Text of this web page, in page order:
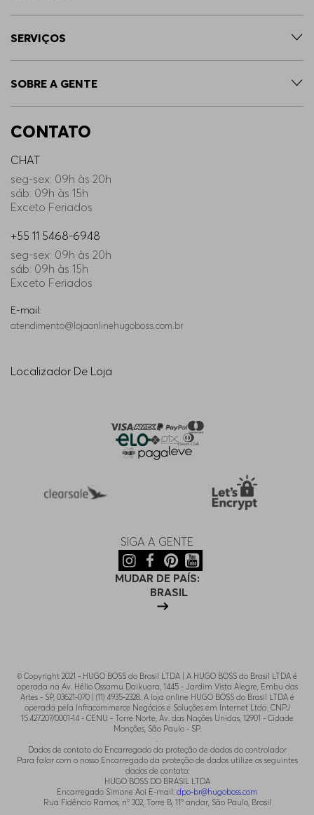
SERVIÇOS
SOBRE A GENTE
CONTATO
CHAT
seg-sex: 09h às 20h
sáb: 09h às 15h
Exceto Feriados
+55 11 5468-6948
seg-sex: 09h às 20h
sáb: 09h às 15h
Exceto Feriados
E-mail:
atendimento@lojaonlinehugoboss.com.br
Localizador De Loja
SIGA A GENTE
MUDAR DE PAÍS:
BRASIL
© Copyright 2021 - HUGO BOSS do Brasil LTDA | A HUGO BOSS do Brasil LTDA é
operada na Av. Hélio Ossamu Daikuara, 1445 - Jardim Vista Alegre, Embu das
Artes - SP, 03621-070 | (11) 4935-2328. A loja online HUGO BOSS do Brasil LTDA é
operada pela Infracommerce Negócios e Soluções em Internet Ltda. CNPJ
15.427.207/0001-14 - CENU - Torre Norte, Av. das Nações Unidas, 12901 - Cidade
Monções, São Paulo - SP.
.
Dados de contato do Encarregado da proteção de dados do controlador
Para falar com o nosso Encarregado da proteção de dados utilize os seguintes
dados de contato:
HUGO BOSS DO BRASIL LTDA
Encarregado Simone Aoi E-mail: dpo-br@hugoboss.com
Rua Fidêncio Ramos, n° 302, Torre B, 11° andar, São Paulo, Brasil